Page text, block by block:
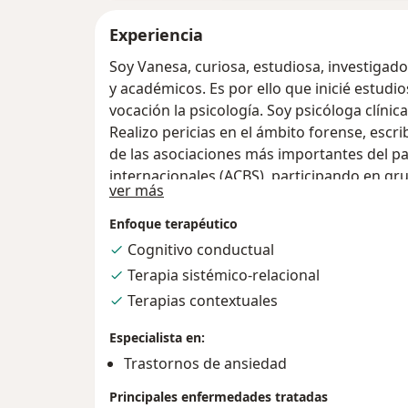
Experiencia
Soy Vanesa, curiosa, estudiosa,
y académicos. Es por ello que inicié
vocación la psicología. Soy psicóloga
Realizo pericias en el ámbito forense,
de las asociaciones más importantes del
internacionales (ACBS), participando en
comienzos fueron en el ámbito de la
sistémica, así me especialicé en Terapia
Buenos Aires. Una década más tarde
Cognitiva - Conductual, Trastornos de
obteniendo los títulos de especialista.
Hayes, R. Walser y K. Willson en Denver,
Mindfulness. Disfruto de mis tiempos
escritura, la lectura, el estudio y la familia.
pacientes, sea en el consultorio u online,
singularidad, el contexto y que si bien
ver más
Enfoque terapéutico
Cognitivo conductual
Terapia sistémico-relacional
Terapias contextuales
Especialista en:
Trastornos de ansiedad
Principales enfermedades tratadas